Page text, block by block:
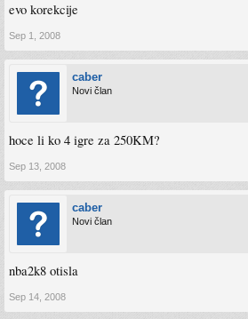
evo korekcije
Sep 1, 2008
caber
Novi član
hoce li ko 4 igre za 250KM?
Sep 13, 2008
caber
Novi član
nba2k8 otisla
Sep 14, 2008